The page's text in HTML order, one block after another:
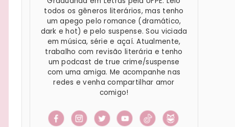
todos os gêneros literários, mas tenho
um apego pelo romance (dramático,
dark e hot) e pelo suspense. Sou viciada
em música, série e açaí. Atualmente,
trabalho com revisão literária e tenho
um podcast de true crime/suspense
com uma amiga. Me acompanhe nas
redes e venha compartilhar amor
comigo!